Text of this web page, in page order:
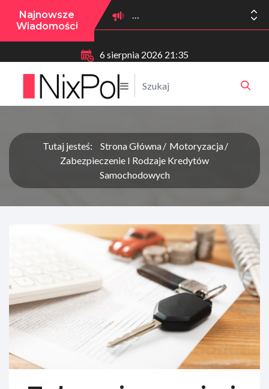
Najnowsze
Wiadomości
6 sierpnia 2026 21:35
Tutaj jesteś: Strona Główna
Motoryzacja
Zabezpieczenie I Rodzaje Kredytów
Samochodowych